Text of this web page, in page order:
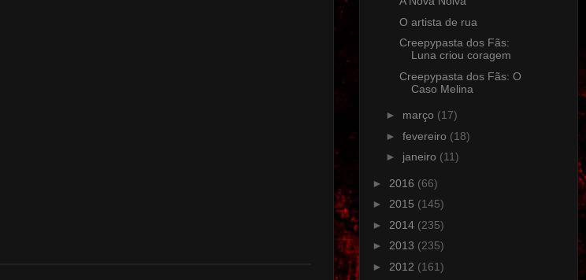
O artista de rua
Creepypasta dos Fãs:
Luna criou coragem
Creepypasta dos Fãs: O
Caso Melina
► março (17)
► fevereiro (18)
► janeiro (11)
► 2016 (66)
► 2015 (145)
► 2014 (235)
► 2013 (235)
► 2012 (161)